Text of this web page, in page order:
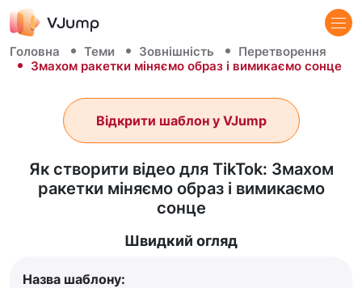
Головна Теми Зовнішність
Перетворення
Змахом ракетки міняємо образ і вимикаємо сонце
Як створити відео для TikTok: Змахом
ракетки міняємо образ і вимикаємо
сонце
Відкрити шаблон у VJump
Швидкий огляд
Назва шаблону: